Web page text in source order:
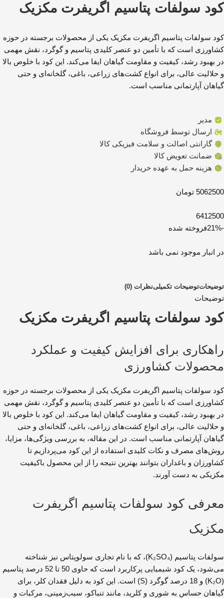
کود سولفات پتاسیم اگریفرت مکزیک
کود سولفات پتاسیم اگریفرت مکزیک یکی از محصولات برجسته در حوزه
کشاورزی است که با تأمین دو عنصر کلیدی پتاسیم و گوگرد، نقش مهمی
در بهبود رشد، کیفیت و مقاومت گیاهان ایفا می‌کند. این کود با خلوص بالا
و حلالیت عالی، برای انواع کشت‌های زراعی، باغی، گلخانه‌ای و حتی
گیاهان آپارتمانی مناسب است.
مدیر
ارسال توسط فروشگاه
گارانتی اصالت و سلامت فیزیکی کالا
ضمانت تعویض کالا
هزینه حمل به عهده خریدار
5062500 تومان
6412500
-21%
فروخته شده
در انبار موجود نمی باشد
توضیحاتتوضیحات تکمیلینظرات (0)
توضیحات
کود سولفات پتاسیم اگریفرت مکزیک
راهکاری برای افزایش کیفیت و عملکرد
محصولات کشاورزی
کود سولفات پتاسیم اگریفرت مکزیک یکی از محصولات برجسته در حوزه
کشاورزی است که با تأمین دو عنصر کلیدی پتاسیم و گوگرد، نقش مهمی
در بهبود رشد، کیفیت و مقاومت گیاهان ایفا می‌کند. این کود با خلوص بالا
و حلالیت عالی، برای انواع کشت‌های زراعی، باغی، گلخانه‌ای و حتی
گیاهان آپارتمانی مناسب است. در این مقاله، به بررسی ویژگی‌ها، مزایا،
روش‌های مصرف و نکات کلیدی استفاده از این کود می‌پردازیم تا
کشاورزان و باغداران بتوانند بهترین نتیجه را از این محصول باکیفیت
مکزیکی به دست آورند.
معرفی کود سولفات پتاسیم اگریفرت
مکزیک
سولفات پتاسیم (K₂SO₄)، که با نام تجاری سولوپتاس نیز شناخته
می‌شود، یک کود شیمیایی پرکاربرد است که حاوی 50 تا 52 درصد پتاسیم
(K₂O) و 18 درصد گوگرد (S) است. این کود به دلیل فقدان کلر، برای
گیاهان حساس به شوری و کلرید، مانند تنباکو، سیب‌زمینی، مرکبات و